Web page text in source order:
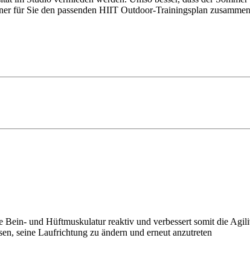
für Sie den passenden HIIT Outdoor-Trainingsplan
und Hüftmuskulatur reaktiv und verbessert somit die
seine Laufrichtung zu ändern und erneut anzutreten